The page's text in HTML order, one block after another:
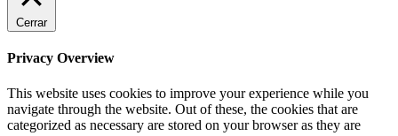
Cerrar
Privacy Overview
This website uses cookies to improve your experience while you
navigate through the website. Out of these, the cookies that are
categorized as necessary are stored on your browser as they are